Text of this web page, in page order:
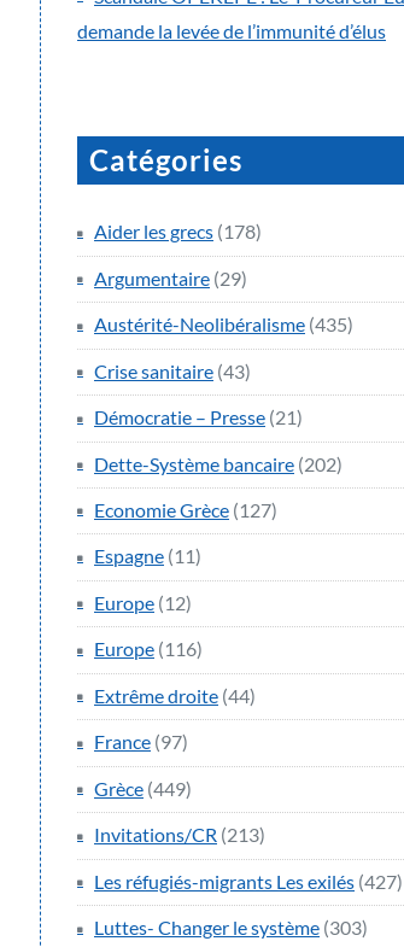
demande la levée de l’immunité d’élus
Catégories
Aider les grecs (178)
Argumentaire (29)
Austérité-Neolibéralisme (435)
Crise sanitaire (43)
Démocratie – Presse (21)
Dette-Système bancaire (202)
Economie Grèce (127)
Espagne (11)
Europe (12)
Europe (116)
Extrême droite (44)
France (97)
Grèce (449)
Invitations/CR (213)
Les réfugiés-migrants Les exilés (427)
Luttes- Changer le système (303)